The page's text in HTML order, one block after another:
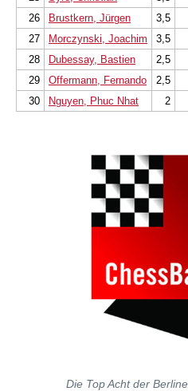
26
Brustkern, Jürgen 3,5
27
Morczynski, Joachim 3,5
28
Dubessay, Bastien 2,5
29
Offermann, Fernando 2,5
30
Nguyen, Phuc Nhat 2
Die Top Acht der